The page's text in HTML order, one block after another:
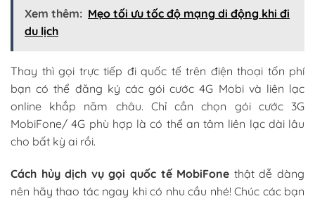
Xem thêm: Mẹo tối ưu tốc độ mạng di động khi đi
du lịch
Thay thì gọi trực tiếp đi quốc tế trên điện thoại tốn phí
bạn có thể đăng ký các gói cước 4G Mobi và liên lạc
online khắp năm châu. Chỉ cần chọn gói cước 3G
MobiFone/ 4G phù hợp là có thể an tâm liên lạc dài lâu
cho bất kỳ ai rồi.
Cách hủy dịch vụ gọi quốc tế MobiFone thật dễ dàng
nên hãy thao tác ngay khi có nhu cầu nhé! Chúc các bạn